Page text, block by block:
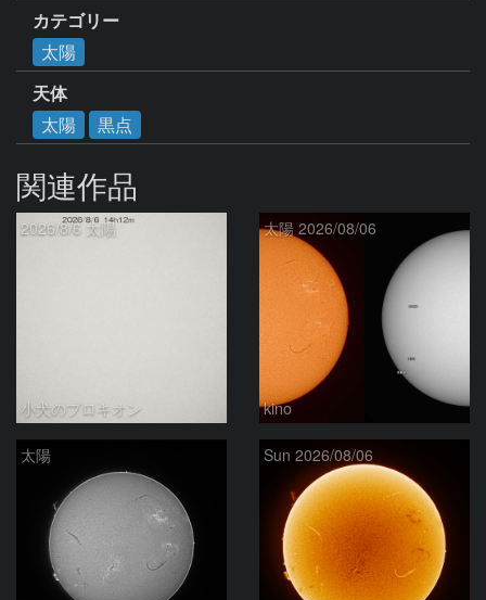
カテゴリー
太陽
天体
太陽
黒点
関連作品
2026/8/6 太陽
小犬のプロキオン
太陽 2026/08/06
kino
太陽 Sun 2026/08/06